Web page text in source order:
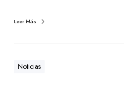
Leer Más
Noticias